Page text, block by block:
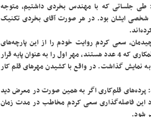
طی جلساتی که با مهندس بخردی داشتیم، متوجه
شخصی ایشان بود. در هر صورت آقای بخردی تکنیک
سعی کردم روایت خودم را از این پارچه‌های
قلمکار ایجاد کنم. پس در ارائه برخی از آثار بر اساس مهرهای قلمکاری که 4 عدد هستند، مهر اول را به عنوان پایه قرار
به نمایش گذاشت. در واقع با کشیدن مهرهای قلم کار
پرده‌های قلم‌کاری اگر به همین صورت در معرض دید
این فاصله‌گذاری سعی کردم مخاطب در مدت زمان
شود.